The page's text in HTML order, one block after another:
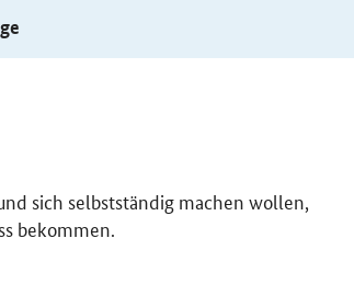
sich selbstständig machen wollen,
bekommen.